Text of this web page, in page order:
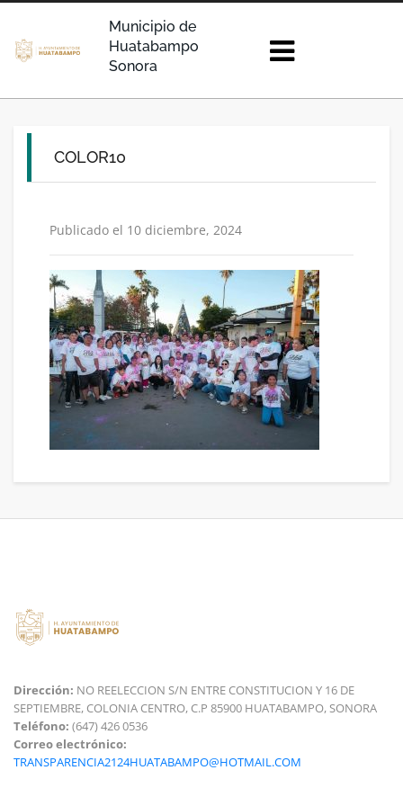
Municipio de
Huatabampo
Sonora
COLOR10
Publicado el 10 diciembre, 2024
Dirección: NO REELECCION S/N ENTRE CONSTITUCION Y 16 DE
SEPTIEMBRE, COLONIA CENTRO, C.P 85900 HUATABAMPO, SONORA
Teléfono: (647) 426 0536
Correo electrónico:
TRANSPARENCIA2124HUATABAMPO@HOTMAIL.COM